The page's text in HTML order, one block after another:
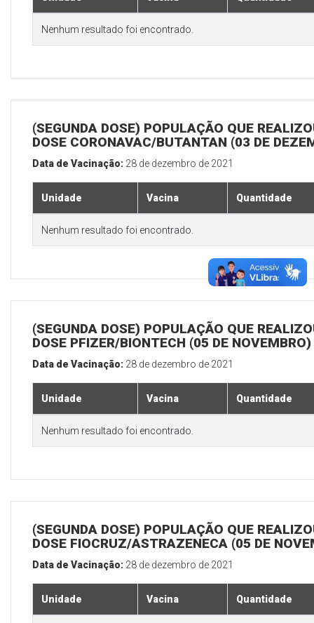
Nenhum resultado foi encontrado.
(SEGUNDA DOSE) POPULAÇÃO QUE
DOSE CORONAVAC/BUTANTAN (03 DE
Data de Vacinação: 28 de dezembro de 2021
Unidade Vacina Quantidade
Nenhum resultado foi encontrado.
(SEGUNDA DOSE) POPULAÇÃO QUE
DOSE PFIZER/BIONTECH (05 DE NOVEMBRO)
Data de Vacinação: 28 de dezembro de 2021
Unidade Vacina Quantidade
Nenhum resultado foi encontrado.
(SEGUNDA DOSE) POPULAÇÃO QUE
DOSE FIOCRUZ/ASTRAZENECA (05 DE
Data de Vacinação: 28 de dezembro de 2021
Unidade Vacina Quantidade